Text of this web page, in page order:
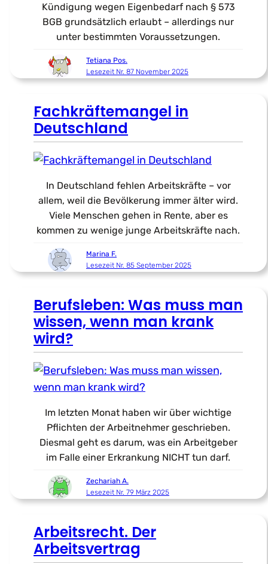
Kündigung wegen Eigenbedarf nach § 573
BGB grundsätzlich erlaubt – allerdings nur
unter bestimmten Voraussetzungen.
Tetiana Pos.
Lesezeit Nr. 87 November 2025
Fachkräftemangel in
Deutschland
In Deutschland fehlen Arbeitskräfte – vor
allem, weil die Bevölkerung immer älter wird.
Viele Menschen gehen in Rente, aber es
kommen zu wenige junge Arbeitskräfte nach.
Marina F.
Lesezeit Nr. 85 September 2025
Berufsleben: Was muss man
wissen, wenn man krank
wird?
Im letzten Monat haben wir über wichtige
Pflichten der Arbeitnehmer geschrieben.
Diesmal geht es darum, was ein Arbeitgeber
im Falle einer Erkrankung NICHT tun darf.
Zechariah A.
Lesezeit Nr. 79 März 2025
Arbeitsrecht. Der
Arbeitsvertrag